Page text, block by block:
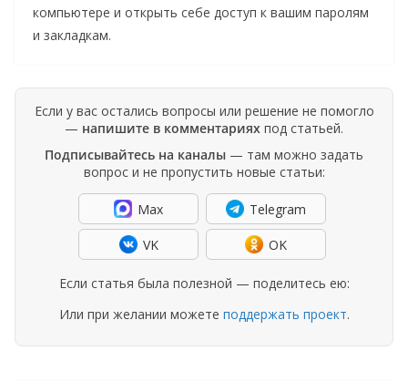
компьютере и открыть себе доступ к вашим паролям
и закладкам.
Если у вас остались вопросы или решение не помогло
— напишите в комментариях под статьей.
Подписывайтесь на каналы — там можно задать
вопрос и не пропустить новые статьи:
Max Telegram
VK OK
Если статья была полезной — поделитесь ею:
Или при желании можете поддержать проект.